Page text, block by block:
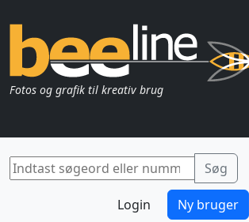
Fotos og grafik til kreativ brug
Login Ny bruger